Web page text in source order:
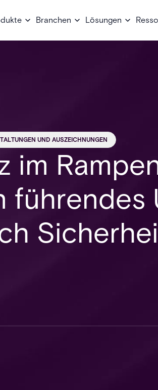
Branchen Lösungen
UND AUSZEICHNUNGEN
im
führendes